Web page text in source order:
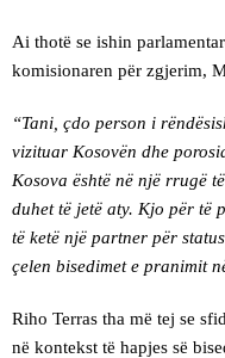
Ai thotë se ishin
komisionaren për zgjerim,
“Tani, çdo person i
vizituar Kosovën dhe
Kosova është në një rrugë
duhet të jetë aty. Kjo për të
të ketë një partner për
çelen bisedimet e pranimit
Riho Terras tha më tej se
në kontekst të hapjes së